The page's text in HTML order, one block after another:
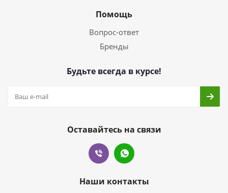
Помощь
Вопрос-ответ
Бренды
Будьте всегда в курсе!
Оставайтесь на связи
Наши контакты